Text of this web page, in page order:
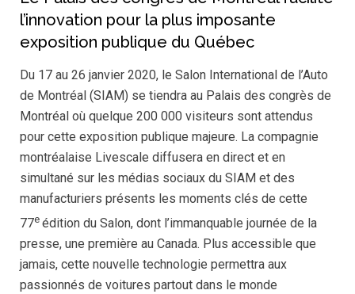
l’innovation pour la plus imposante
exposition publique du Québec
Du 17 au 26 janvier 2020, le Salon International de l’Auto
de Montréal (SIAM) se tiendra au Palais des congrès de
Montréal où quelque 200 000 visiteurs sont attendus
pour cette exposition publique majeure. La compagnie
montréalaise Livescale diffusera en direct et en
simultané sur les médias sociaux du SIAM et des
manufacturiers présents les moments clés de cette
77e édition du Salon, dont l’immanquable journée de la
presse, une première au Canada. Plus accessible que
jamais, cette nouvelle technologie permettra aux
passionnés de voitures partout dans le monde